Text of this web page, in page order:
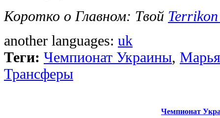
Коротко о Главном: Твой
another languages: uk
Теги: Чемпионат Украины,
Трансферы
Чемпионат